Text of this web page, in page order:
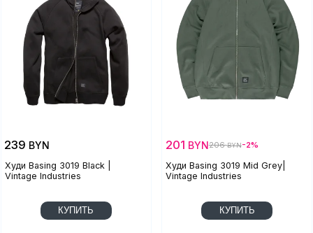
Худи Basing 3019 Black |
Vintage Industries
239 BYN
КУПИТЬ
Худи Basing 3019 Mid Grey|
Vintage Industries
201 BYN206BYN-2%
КУПИТЬ